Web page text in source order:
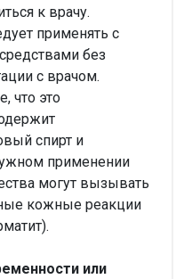
к врачу.
применять с
без
с врачом.
что это
спирт и
применении
могут вызывать
кожные реакции
или